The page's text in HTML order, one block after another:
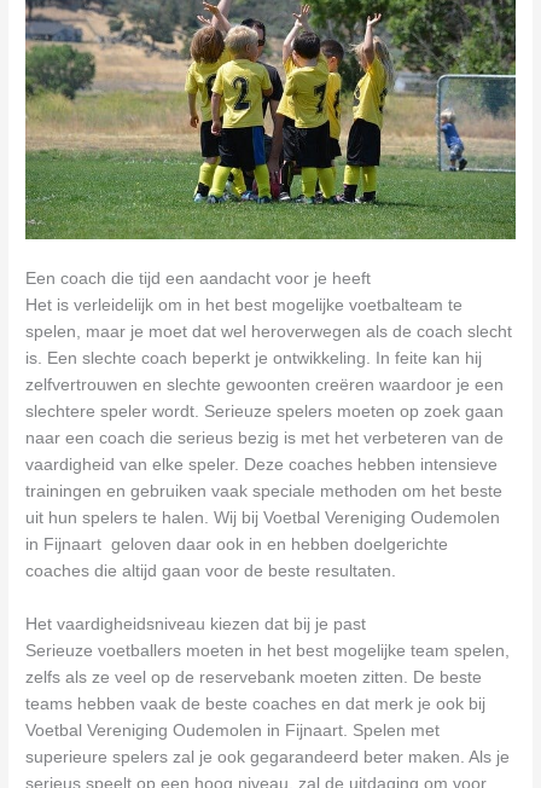
Een coach die tijd een aandacht voor je heeft
Het is verleidelijk om in het best mogelijke voetbalteam te
spelen, maar je moet dat wel heroverwegen als de coach slecht
is. Een slechte coach beperkt je ontwikkeling. In feite kan hij
zelfvertrouwen en slechte gewoonten creëren waardoor je een
slechtere speler wordt. Serieuze spelers moeten op zoek gaan
naar een coach die serieus bezig is met het verbeteren van de
vaardigheid van elke speler. Deze coaches hebben intensieve
trainingen en gebruiken vaak speciale methoden om het beste
uit hun spelers te halen. Wij bij Voetbal Vereniging Oudemolen
in Fijnaart geloven daar ook in en hebben doelgerichte
coaches die altijd gaan voor de beste resultaten.
Het vaardigheidsniveau kiezen dat bij je past
Serieuze voetballers moeten in het best mogelijke team spelen,
zelfs als ze veel op de reservebank moeten zitten. De beste
teams hebben vaak de beste coaches en dat merk je ook bij
Voetbal Vereniging Oudemolen in Fijnaart. Spelen met
superieure spelers zal je ook gegarandeerd beter maken. Als je
serieus speelt op een hoog niveau, zal de uitdaging om voor